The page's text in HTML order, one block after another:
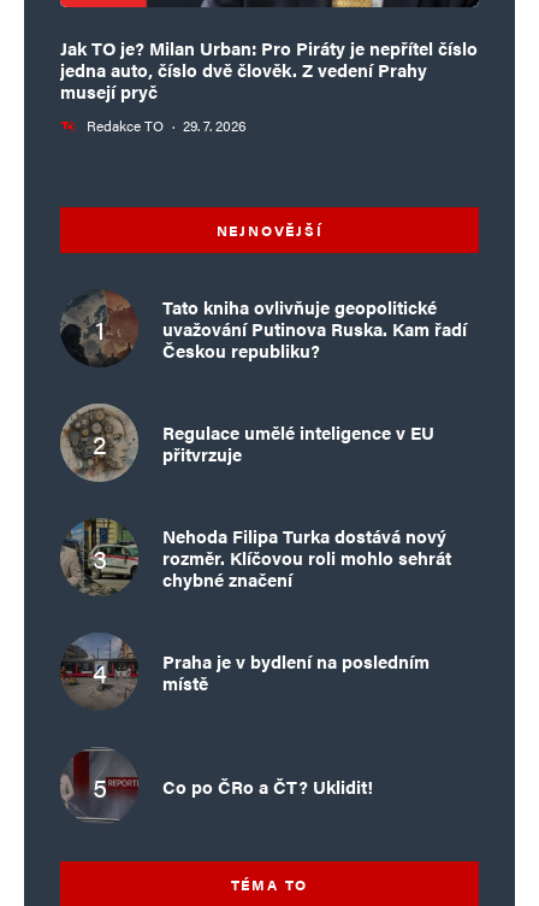
Jak TO je? Milan Urban: Pro Piráty je nepřítel číslo
jedna auto, číslo dvě člověk. Z vedení Prahy
musejí pryč
Redakce TO · 29. 7. 2026
NEJNOVĚJŠÍ
Tato kniha ovlivňuje geopolitické
uvažování Putinova Ruska. Kam řadí
Českou republiku?
Regulace umělé inteligence v EU
přitvrzuje
Nehoda Filipa Turka dostává nový
rozměr. Klíčovou roli mohlo sehrát
chybné značení
Praha je v bydlení na posledním
místě
Co po ČRo a ČT? Uklidit!
TÉMA TO